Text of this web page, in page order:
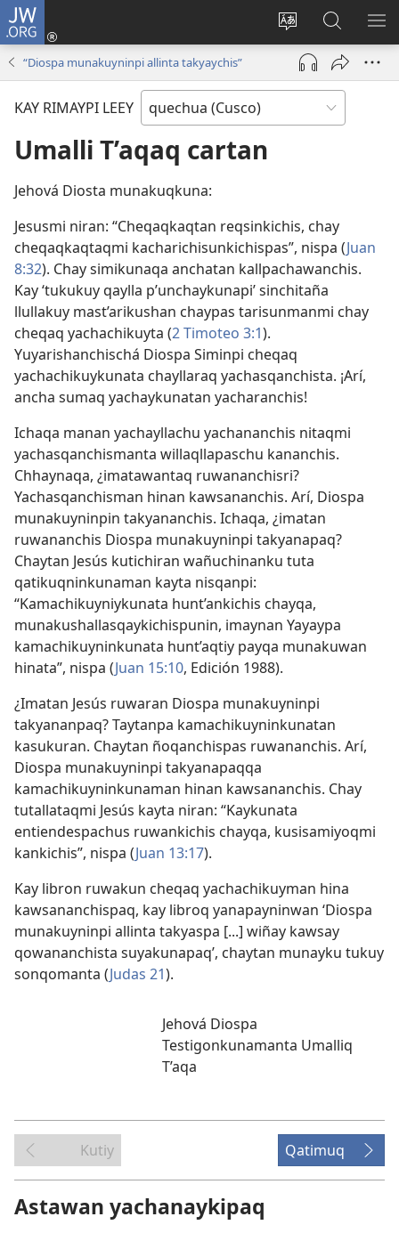
JW.ORG
Direccionpi
akllay
Sutiykiwan
jaykuy
(abre
nueva
JW.ORG
nisqapi
maskhay
“Diospa munakuyninpi allinta takyaychis”
KAY RIMAYPI LEEY
Umalli T’aqaq cartan
Jehová Diosta munakuqkuna:
Jesusmi niran: “Cheqaqkaqtan reqsinkichis, chay
cheqaqkaqtaqmi kacharichisunkichispas”, nispa (Juan
8:32). Chay simikunaqa anchatan kallpachawanchis.
Kay ‘tukukuy qaylla p’unchaykunapi’ sinchitaña
llullakuy mast’arikushan chaypas tarisunmanmi chay
cheqaq yachachikuyta (2 Timoteo 3:1).
Yuyarishanchischá Diospa Siminpi cheqaq
yachachikuykunata chayllaraq yachasqanchista. ¡Arí,
ancha sumaq yachaykunatan yacharanchis!
Ichaqa manan yachayllachu yachananchis nitaqmi
yachasqanchismanta willaqllapaschu kananchis.
Chhaynaqa, ¿imatawantaq ruwananchisri?
Yachasqanchisman hinan kawsananchis. Arí, Diospa
munakuyninpin takyananchis. Ichaqa, ¿imatan
ruwananchis Diospa munakuyninpi takyanapaq?
Chaytan Jesús kutichiran wañuchinanku tuta
qatikuqninkunaman kayta nisqanpi:
“Kamachikuyniykunata hunt’ankichis chayqa,
munakushallasqaykichispunin, imaynan Yayaypa
kamachikuyninkunata hunt’aqtiy payqa munakuwan
hinata”, nispa (Juan 15:10, Edición 1988).
¿Imatan Jesús ruwaran Diospa munakuyninpi
takyananpaq? Taytanpa kamachikuyninkunatan
kasukuran. Chaytan ñoqanchispas ruwananchis. Arí,
Diospa munakuyninpi takyanapaqqa
kamachikuyninkunaman hinan kawsananchis. Chay
tutallataqmi Jesús kayta niran: “Kaykunata
entiendespachus ruwankichis chayqa, kusisamiyoqmi
kankichis”, nispa (Juan 13:17).
Kay libron ruwakun cheqaq yachachikuyman hina
kawsananchispaq, kay libroq yanapayninwan ‘Diospa
munakuyninpi allinta takyaspa [...] wiñay kawsay
qowananchista suyakunapaq’, chaytan munayku tukuy
sonqomanta (Judas 21).
Jehová Diospa
Testigonkunamanta Umalliq
T’aqa
Kutiy Qatimuq
Astawan yachanaykipaq